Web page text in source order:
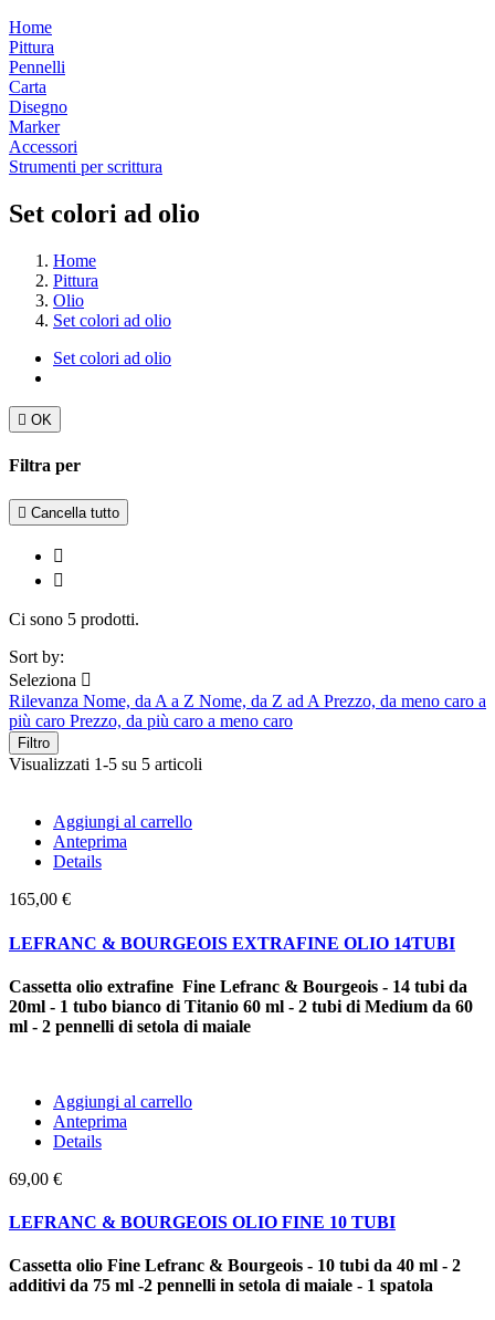
Home
Pittura
Pennelli
Carta
Disegno
Marker
Accessori
Strumenti per scrittura
Set colori ad olio
Home
Pittura
Olio
Set colori ad olio
Set colori ad olio
 OK
Filtra per
 Cancella tutto


Ci sono 5 prodotti.
Sort by:
Seleziona 
Rilevanza Nome, da A a Z Nome, da Z ad A Prezzo, da meno caro a
più caro Prezzo, da più caro a meno caro
Filtro
Visualizzati 1-5 su 5 articoli
Aggiungi al carrello
Anteprima
Details
165,00 €
LEFRANC & BOURGEOIS EXTRAFINE OLIO 14TUBI
Cassetta olio extrafine Fine Lefranc & Bourgeois - 14 tubi da
20ml - 1 tubo bianco di Titanio 60 ml - 2 tubi di Medium da 60
ml - 2 pennelli di setola di maiale
Aggiungi al carrello
Anteprima
Details
69,00 €
LEFRANC & BOURGEOIS OLIO FINE 10 TUBI
Cassetta olio Fine Lefranc & Bourgeois - 10 tubi da 40 ml - 2
additivi da 75 ml -2 pennelli in setola di maiale - 1 spatola